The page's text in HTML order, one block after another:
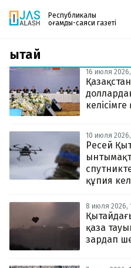
Республикалық
қоғамдық-саяси газеті
Жаңалықтар
Спорт
Руханият
Аймақ
Архив
Заң және тәртіп
Редакциямен байланыс
+7 708 604 51 06
Жарнама бөлімі
Газетке жазылу
PDF форматтағы газетті
поштаңызға алып
шыққан сәтте сізге бірден
Қытай
16 июля 2026,
10 июля 2026,
Ресей
құпия
8 июля 2026,
қаза
зардап